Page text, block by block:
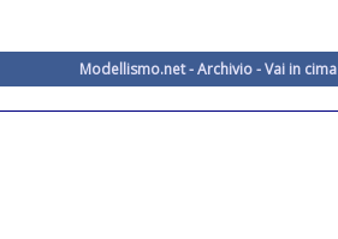
Modellismo.net-Archivio-Vai in cima